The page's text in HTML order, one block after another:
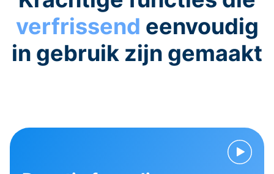
verfrissend eenvoudig
in gebruik zijn gemaakt